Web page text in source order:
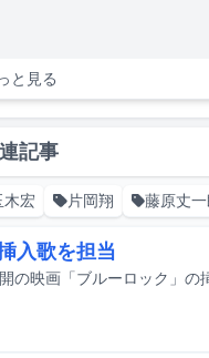
と見る
記事
木宏 片岡翔 藤原丈一
入歌を担当
の映画「ブルーロック」の